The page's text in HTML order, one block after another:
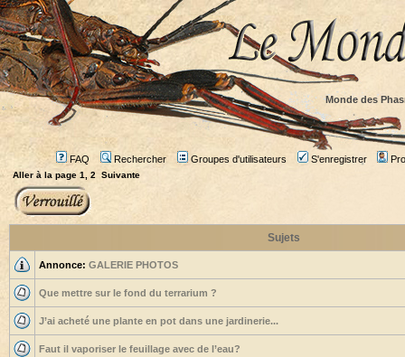
Monde des
FAQ Rechercher Groupes d'utilisateurs S'enregistrer
Aller à la page 1 2 Suivante
Sujets
Annonce: GALERIE PHOTOS
Que mettre sur le fond du terrarium ?
J’ai acheté une plante en pot dans une jardinerie...
Faut il vaporiser le feuillage avec de l’eau?